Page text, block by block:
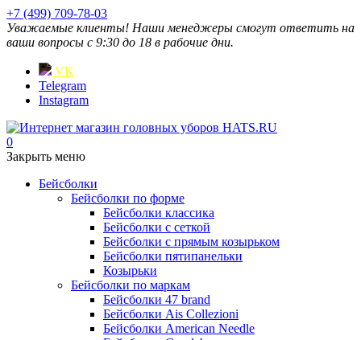
+7 (499) 709-78-03
Уважаемые клиенты! Наши менеджеры смогут ответить на
ваши вопросы с 9:30 до 18 в рабочие дни.
VK
Telegram
Instagram
0
Закрыть меню
Бейсболки
Бейсболки по форме
Бейсболки классика
Бейсболки с сеткой
Бейсболки с прямым козырьком
Бейсболки пятипанельки
Козырьки
Бейсболки по маркам
Бейсболки 47 brand
Бейсболки Ais Collezioni
Бейсболки American Needle